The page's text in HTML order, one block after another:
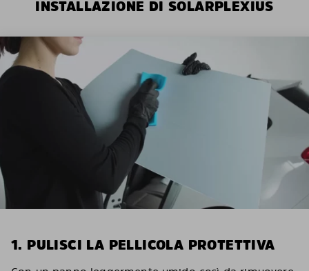
INSTALLAZIONE DI SOLARPLEXIUS
1. PULISCI LA PELLICOLA PROTETTIVA